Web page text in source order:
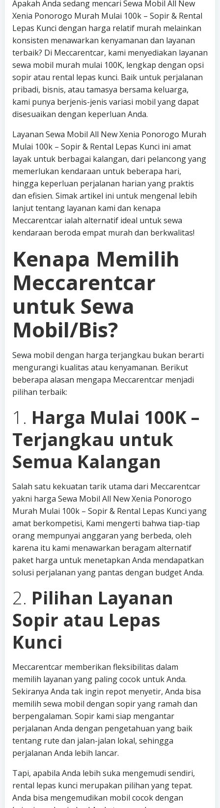
Apakah Anda sedang mencari Sewa Mobil All New
Xenia Ponorogo Murah Mulai 100k – Sopir & Rental
Lepas Kunci dengan harga relatif murah melainkan
konsisten menawarkan kenyamanan dan layanan
terbaik? Di Meccarentcar, kami menyediakan layanan
sewa mobil murah mulai 100K, lengkap dengan opsi
sopir atau rental lepas kunci. Baik untuk perjalanan
pribadi, bisnis, atau tamasya bersama keluarga,
kami punya berjenis-jenis variasi mobil yang dapat
disesuaikan dengan keperluan Anda.
Layanan Sewa Mobil All New Xenia Ponorogo Murah
Mulai 100k – Sopir & Rental Lepas Kunci ini amat
layak untuk berbagai kalangan, dari pelancong yang
memerlukan kendaraan untuk beberapa hari,
hingga keperluan perjalanan harian yang praktis
dan efisien. Simak artikel ini untuk mengenal lebih
lanjut tentang layanan kami dan kenapa
Meccarentcar ialah alternatif ideal untuk sewa
kendaraan beroda empat murah dan berkwalitas!
Kenapa Memilih
Meccarentcar
untuk Sewa
Mobil/Bis?
Sewa mobil dengan harga terjangkau bukan berarti
mengurangi kualitas atau kenyamanan. Berikut
beberapa alasan mengapa Meccarentcar menjadi
pilihan terbaik:
1. Harga Mulai 100K –
Terjangkau untuk
Semua Kalangan
Salah satu kekuatan tarik utama dari Meccarentcar
yakni harga Sewa Mobil All New Xenia Ponorogo
Murah Mulai 100k – Sopir & Rental Lepas Kunci yang
amat berkompetisi, Kami mengerti bahwa tiap-tiap
orang mempunyai anggaran yang berbeda, oleh
karena itu kami menawarkan beragam alternatif
paket harga untuk menetapkan Anda mendapatkan
solusi perjalanan yang pantas dengan budget Anda.
2. Pilihan Layanan
Sopir atau Lepas
Kunci
Meccarentcar memberikan fleksibilitas dalam
memilih layanan yang paling cocok untuk Anda.
Sekiranya Anda tak ingin repot menyetir, Anda bisa
memilih sewa mobil dengan sopir yang ramah dan
berpengalaman. Sopir kami siap mengantar
perjalanan Anda dengan pengetahuan yang baik
tentang rute dan jalan-jalan lokal, sehingga
perjalanan Anda lebih lancar.
Tapi, apabila Anda lebih suka mengemudi sendiri,
rental lepas kunci merupakan pilihan yang tepat.
Anda bisa mengemudikan mobil cocok dengan